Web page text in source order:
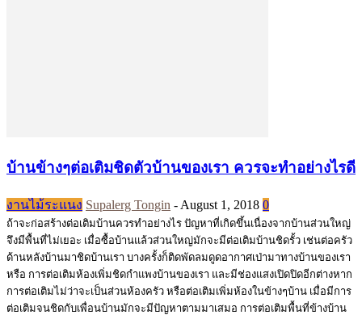
บ้านข้างๆต่อเติมชิดตัวบ้านของเรา ควรจะทำอย่างไรดี
งานไม้ระแนง Supalerg Tongin - August 1, 2018 0
ถ้าจะก่อสร้างต่อเติมบ้านควรทำอย่างไร ปัญหาที่เกิดขึ้นเนื่องจากบ้านส่วนใหญ่
จึงมีพื้นที่ไม่เยอะ เมื่อซื้อบ้านแล้วส่วนใหญ่มักจะมีต่อเติมบ้านชิดรั้ว เช่นต่อครัว
ด้านหลังบ้านมาชิดบ้านเรา บางครั้งก็ติดพัดลมดูดอากาศเป่ามาทางบ้านของเรา
หรือ การต่อเติมห้องเพิ่มชิดกำแพงบ้านของเรา และมีช่องแสงเปิดปิดอีกต่างหาก
การต่อเติมไม่ว่าจะเป็นส่วนห้องครัว หรือต่อเติมเพิ่มห้องในข้างๆบ้าน เมื่อมีการ
ต่อเติมจนชิดกับเพื่อนบ้านมักจะมีปัญหาตามมาเสมอ การต่อเติมพื้นที่ข้างบ้าน